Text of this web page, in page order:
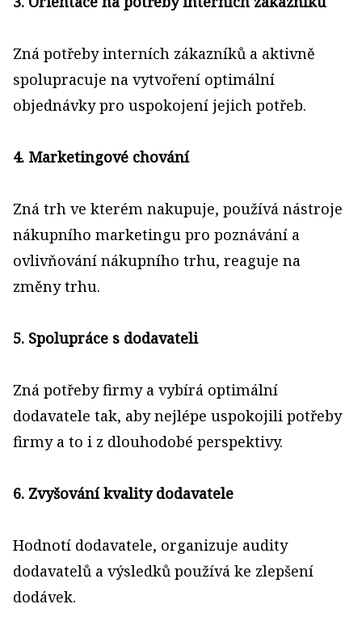
Zná potřeby interních zákazníků a aktivně
spolupracuje na vytvoření optimální
objednávky pro uspokojení jejich potřeb.
4. Marketingové chování
Zná trh ve kterém nakupuje, používá nástroje
nákupního marketingu pro poznávání a
ovlivňování nákupního trhu, reaguje na
změny trhu.
5. Spolupráce s dodavateli
Zná potřeby firmy a vybírá optimální
dodavatele tak, aby nejlépe uspokojili potřeby
firmy a to i z dlouhodobé perspektivy.
6. Zvyšování kvality dodavatele
Hodnotí dodavatele, organizuje audity
dodavatelů a výsledků používá ke zlepšení
dodávek.